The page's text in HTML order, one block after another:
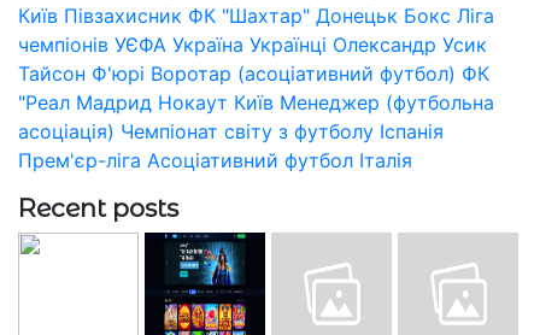
Київ Півзахисник ФК "Шахтар" Донецьк Бокс Ліга
чемпіонів УЄФА Україна Українці Олександр Усик
Тайсон Ф'юрі Воротар (асоціативний футбол) ФК
"Реал Мадрид Нокаут Київ Менеджер (футбольна
асоціація) Чемпіонат світу з футболу Іспанія
Прем'єр-ліга Асоціативний футбол Італія
Recent posts